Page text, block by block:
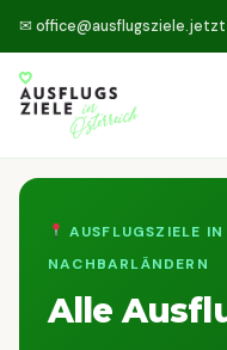
✉ office@ausflugsziele.jetzt
AUSFLUGSZIELE
NACHBARLÄNDERN
Alle